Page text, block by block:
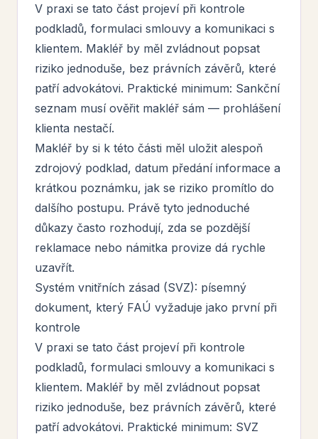
V praxi se tato část projeví při kontrole
podkladů, formulaci smlouvy a komunikaci s
klientem. Makléř by měl zvládnout popsat
riziko jednoduše, bez právních závěrů, které
patří advokátovi. Praktické minimum: Sankční
seznam musí ověřit makléř sám — prohlášení
klienta nestačí.
Makléř by si k této části měl uložit alespoň
zdrojový podklad, datum předání informace a
krátkou poznámku, jak se riziko promítlo do
dalšího postupu. Právě tyto jednoduché
důkazy často rozhodují, zda se pozdější
reklamace nebo námitka provize dá rychle
uzavřít.
Systém vnitřních zásad (SVZ): písemný
dokument, který FAÚ vyžaduje jako první při
kontrole
V praxi se tato část projeví při kontrole
podkladů, formulaci smlouvy a komunikaci s
klientem. Makléř by měl zvládnout popsat
riziko jednoduše, bez právních závěrů, které
patří advokátovi. Praktické minimum: SVZ